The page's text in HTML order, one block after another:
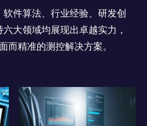
件算法、行业经验、研发创
大领域均展现出卓越实力，
而精准的测控解决方案。